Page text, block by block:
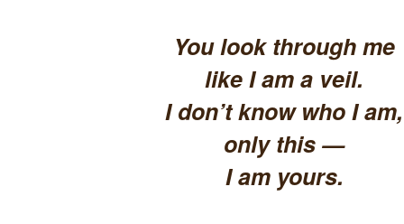
You look through me
like I am a veil.
I don’t know who I am,
only this —
I am yours.